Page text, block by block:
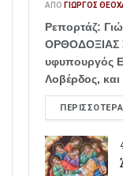
ΑΠΌ ΓΙΏΡΓΟΣ
Ρεπορτάζ:
ΟΡΘΟΔΟΞΙΑΣ
υφυπουργός
Λοβέρδος,
ΠΕΡΙΣΣΌΤΕΡΑ